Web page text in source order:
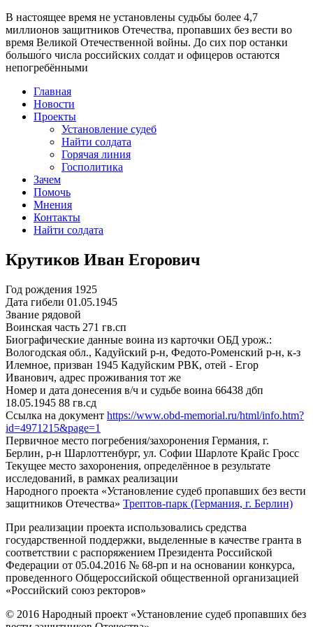
В настоящее время не установлены судьбы более 4,7
миллионов защитников Отечества, пропавших без вести во
время Великой Отечественной войны. До сих пор останки
большо́го числа российских солдат и офицеров остаются
непогребёнными
Главная
Новости
Проекты
Установление судеб
Найти солдата
Горячая линия
Госполитика
Зачем
Помочь
Мнения
Контакты
Найти солдата
Крутиков Иван Егорович
Год рождения 1925
Дата гибели 01.05.1945
Звание рядовой
Воинская часть 271 гв.сп
Биографические данные воина из карточки ОБД урож.:
Вологодская обл., Кадуйский р-н, Федото-Роменский р-н, к-з
Илемное, призван 1945 Кадуйским РВК, отей - Егор
Иванович, адрес проживания тот же
Номер и дата донесения в/ч и судьбе воина 66438 дбп
18.05.1945 88 гв.сд
Ссылка на документ https://www.obd-memorial.ru/html/info.htm?
id=4971215&page=1
Первичное место погребения/захоронения Германия, г.
Берлин, р-н Шарлоттенбург, ул. Софии Шарлоте Крайс Гросс
Текущее место захоронения, определённое в результате
исследований, в рамках реализации
Народного проекта «Установление судеб пропавших без вести
защитников Отечества» Трептов-парк (Германия, г. Берлин)
При реализации проекта использовались средства
государственной поддержки, выделенные в качестве гранта в
соответствии с распоряжением Президента Российской
Федерации от 05.04.2016 № 68-рп и на основании конкурса,
проведенного Общероссийской общественной организацией
«Российский союз ректоров»
© 2016 Народный проект «Установление судеб пропавших без